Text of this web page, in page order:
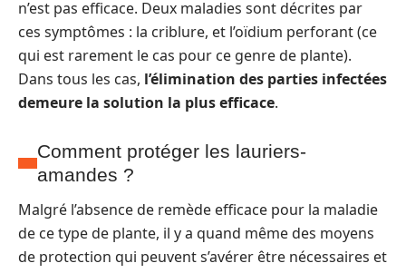
n’est pas efficace. Deux maladies sont décrites par
ces symptômes : la criblure, et l’oïdium perforant (ce
qui est rarement le cas pour ce genre de plante).
Dans tous les cas, l’élimination des parties infectées
demeure la solution la plus efficace.
Comment protéger les lauriers-
amandes ?
Malgré l’absence de remède efficace pour la maladie
de ce type de plante, il y a quand même des moyens
de protection qui peuvent s’avérer être nécessaires et